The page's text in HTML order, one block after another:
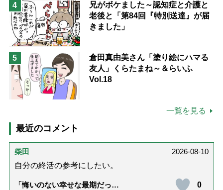
4
兄がボケました～認知症と介護と
老後と「第84回『特別送達』が届
きました」
5
倉田真由美さん「塗り絵にハマる
友人」くらたまね～＆らいふ
Vol.18
一覧を見る
最近のコメント
柴田
2026-08-10
自分の終活の参考にしたい。
「悔いのない幸せな最期だっ
0